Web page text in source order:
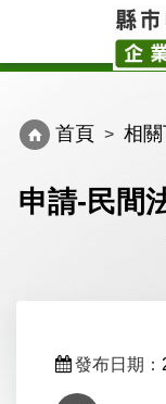
首頁 相
申請-民間
發布日期：